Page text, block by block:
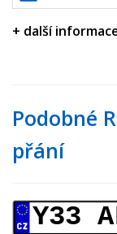
+ další
Podobné
přání
Y33